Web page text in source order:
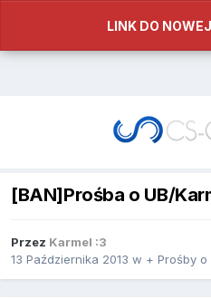
LINK DO
[BAN]Prośba o UB/
Przez Karmel :3
13 Października 2013 w + Prośby o